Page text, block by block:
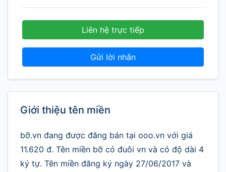
Liên hệ trực tiếp
Gửi lời nhắn
Giới thiệu tên miền
bỡ.vn đang được đăng bán tại ooo.vn với giá
11.620 đ. Tên miền bỡ có đuôi vn và có độ dài 4
ký tự. Tên miền đăng ký ngày 27/06/2017 và